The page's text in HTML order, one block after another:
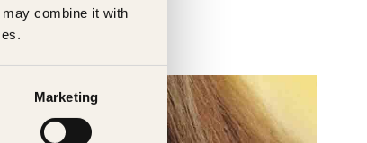
combine it with
Marketing